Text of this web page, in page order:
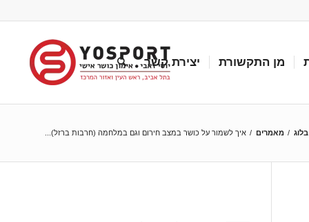
מן התקשורת יצירת קשר
בלוג / מאמרים / איך לשמור על כושר במצב חירום וגם במלחמה (חרבות ברזל)...